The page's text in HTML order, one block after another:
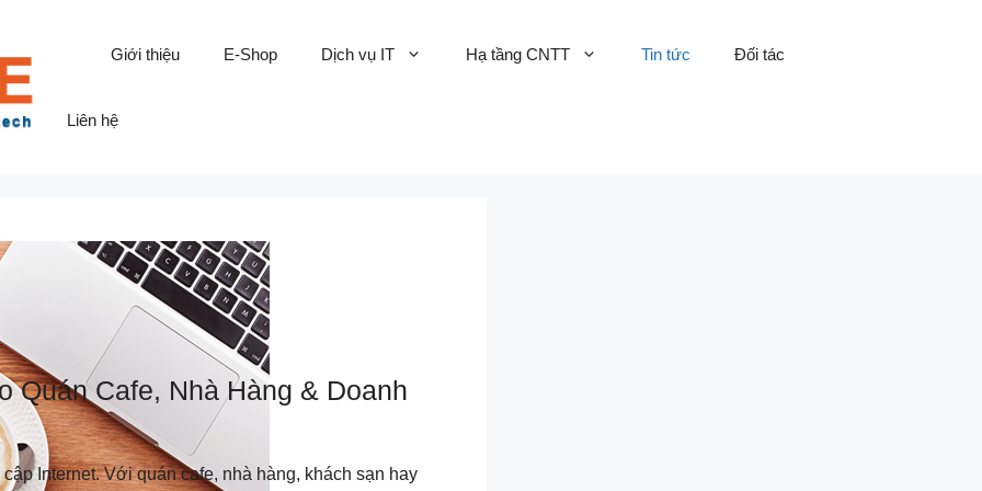
Giới thiệu E-Shop Dịch vụ IT Hạ tầng CNTT Tin tức Đối tác
Liên hệ
Quán Cafe, Nhà Hàng & Doanh
Internet. Với quán cafe, nhà hàng, khách sạn hay